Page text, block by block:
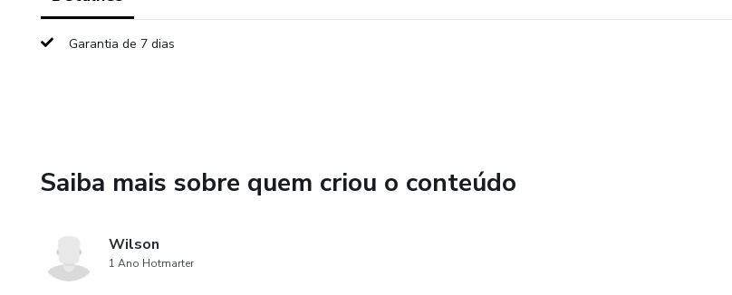
Garantia de 7 dias
Saiba mais sobre quem criou o conteúdo
Wilson
1 Ano Hotmarter